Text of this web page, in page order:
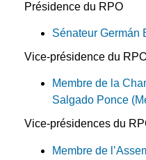
Présidence du RPO
Sénateur Germán
Vice-présidence du
Membre de la
Salgado Ponce
Vice-présidences du
Membre de